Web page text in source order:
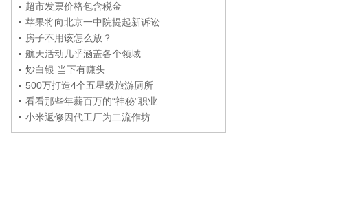
超市发票价格包含税金
苹果将向北京一中院提起新诉讼
房子不用该怎么放？
航天活动几乎涵盖各个领域
炒白银 当下有赚头
500万打造4个五星级旅游厕所
看看那些年薪百万的“神秘”职业
小米返修因代工厂为二流作坊